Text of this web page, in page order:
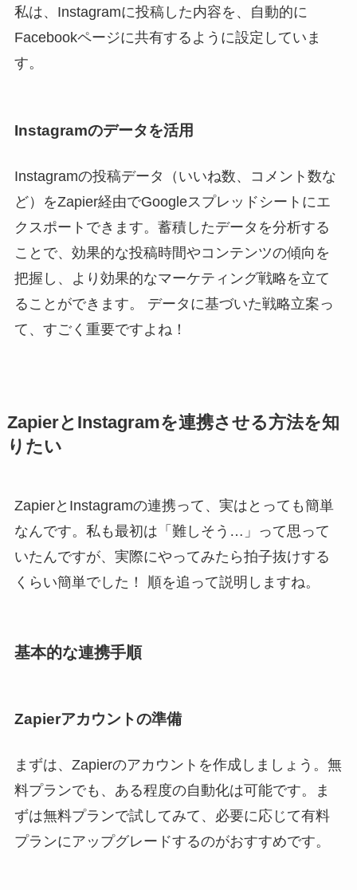
私は、Instagramに投稿した内容を、自動的に
Facebookページに共有するように設定していま
す。
Instagramのデータを活用
Instagramの投稿データ（いいね数、コメント数な
ど）をZapier経由でGoogleスプレッドシートにエ
クスポートできます。蓄積したデータを分析する
ことで、効果的な投稿時間やコンテンツの傾向を
把握し、より効果的なマーケティング戦略を立て
ることができます。 データに基づいた戦略立案っ
て、すごく重要ですよね！
ZapierとInstagramを連携させる方法を知
りたい
ZapierとInstagramの連携って、実はとっても簡単
なんです。私も最初は「難しそう…」って思って
いたんですが、実際にやってみたら拍子抜けする
くらい簡単でした！ 順を追って説明しますね。
基本的な連携手順
Zapierアカウントの準備
まずは、Zapierのアカウントを作成しましょう。無
料プランでも、ある程度の自動化は可能です。ま
ずは無料プランで試してみて、必要に応じて有料
プランにアップグレードするのがおすすめです。